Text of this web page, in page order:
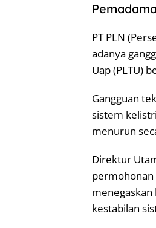
PT PLN
adanya
Uap (PLTU)
Gangguan
sistem
menurun
Direktur
permohonan
kestabilan